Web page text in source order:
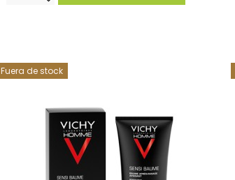
Fuera de stock